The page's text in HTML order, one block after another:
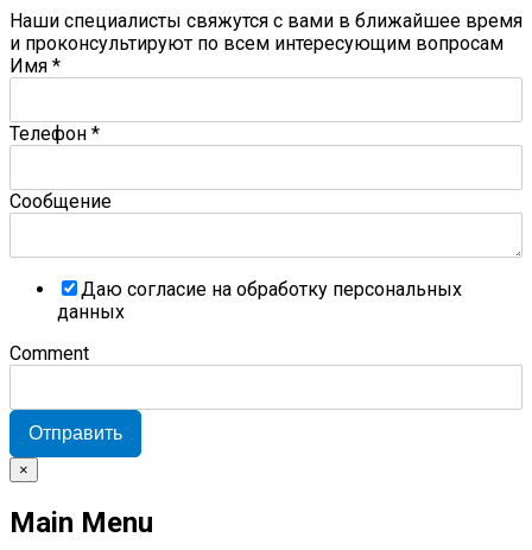
Наши специалисты свяжутся с вами в ближайшее время
и проконсультируют по всем интересующим вопросам
Имя *
Телефон *
Сообщение
Даю согласие на обработку персональных
данных
Comment
Отправить
×
Main Menu